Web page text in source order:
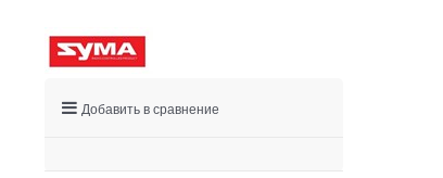
Добавить в сравнение